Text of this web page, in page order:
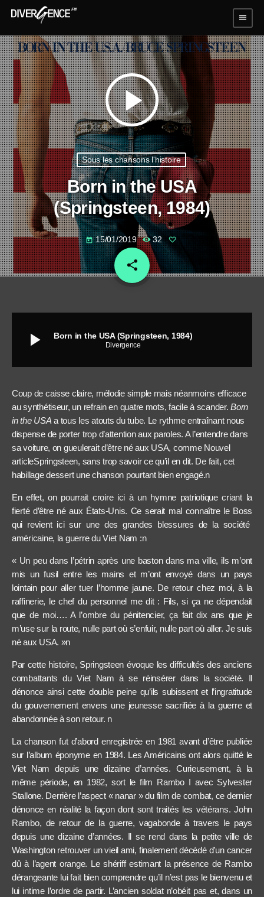
menu
play_arrow
Sous les chansons l'histoire
Born in the USA
(Springsteen, 1984)
today 15/01/2019 32
share
email
play_arrow Born in the USA (Springsteen, 1984)
Divergence
Coup de caisse claire, mélodie simple mais néanmoins efficace
au synthétiseur, un refrain en quatre mots, facile à scander.Born
in the USA a tous les atouts du tube. Le rythme entraînant nous
dispense de porter trop d’attentionaux paroles. A l’entendre dans
sa voiture, on gueulerait d’être né aux USA, comme Nouvel
articleSpringsteen, sans trop savoir ce qu’il en dit. De fait, cet
habillage dessert une chanson pourtant bien engagé.n
En effet, on pourrait croire ici à un hymne patriotique criant la
fierté d’être né aux États-Unis. Ce serait mal connaître le Boss
qui revient ici sur une des grandes blessures de la société
américaine, la guerre du Viet Nam :n
« Un peu dans l’pétrin après une baston dans ma ville, ils m’ont
mis un fusil entre les mains et m’ont envoyé dans un pays
lointain pour aller tuer l’homme jaune. De retour chez moi, à la
raffinerie, le chef du personnel me dit : Fils, si ça ne dépendait
que de moi…. A l’ombre du pénitencier, ça fait dix ans que je
m’use sur la route, nulle part où s’enfuir, nulle part où aller. Je suis
né aux USA. »n
Par cette histoire, Springsteen évoque les difficultés des anciens
combattants du Viet Nam à se réinsérer dans la société. Il
dénonce ainsi cette double peine qu’ils subissent et l’ingratitude
du gouvernement envers une jeunesse sacrifiée à la guerre et
abandonnée à son retour. n
La chanson fut d’abord enregistrée en 1981 avant d’être publiée
sur l’album éponyme en 1984. Les Américains ontalors quitté le
Viet Nam depuis une dizaine d’années. Curieusement, à la
même période, en 1982, sort le film Rambo I avec Sylvester
Stallone. Derrière l’aspect « nanar »du film de combat, ce dernier
dénonce en réalité la façon dont sont traités les vétérans. John
Rambo, de retour de la guerre,vagabondeà travers le pays
depuis une dizaine d’années. Il se rend dans la petite ville de
Washington retrouver un vieil ami, finalement décédé d’un cancer
dûà l’agent orange. Le shériff estimant la présence de Rambo
dérangeante lui fait bien comprendre qu’il n’est pas le bienvenu et
lui intime l’ordre de partir. L’ancien soldat n’obéit pas et, dans un